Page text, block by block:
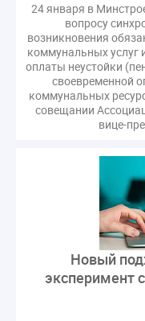
24 января в
вопросу
возникновения
коммунальных услуг
оплаты неустойки
своевременной
коммунальных
совещании
вице-
Новый
эксперимент